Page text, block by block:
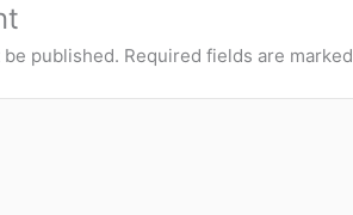
published. Required fields are marked